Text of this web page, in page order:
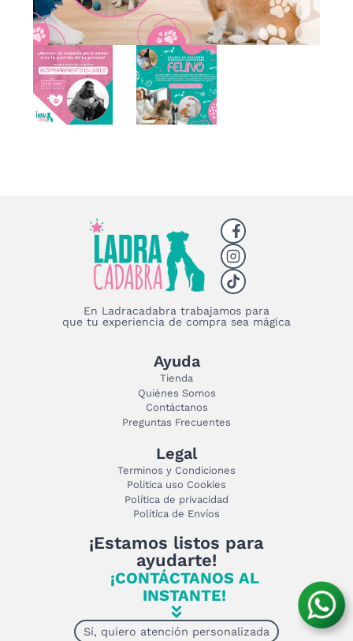
En Ladracadabra trabajamos para
que tu experiencia de compra sea mágica
Ayuda
Tienda
Quiénes Somos
Contáctanos
Preguntas Frecuentes
Legal
Terminos y Condiciones
Politica uso Cookies
Política de privacidad
Política de Envíos
¡Estamos listos para
ayudarte!
¡CONTÁCTANOS AL
INSTANTE!
Sí, quiero atención personalizada